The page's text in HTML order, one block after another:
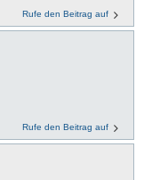
Rufe den Beitrag auf
Rufe den Beitrag auf